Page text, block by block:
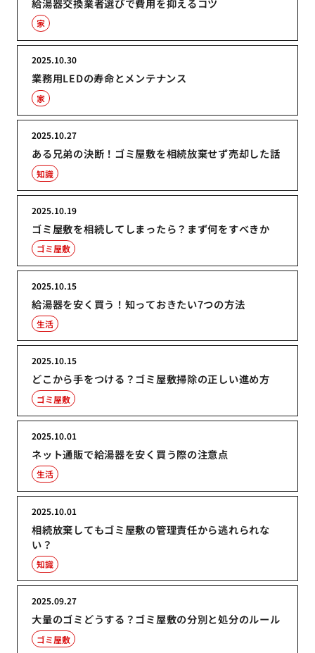
給湯器交換業者選びで費用を抑えるコツ
家
業務用LEDの寿命とメンテナンス
2025.10.30
家
ある兄弟の決断！ゴミ屋敷を相続放棄せず売却した話
2025.10.27
知識
ゴミ屋敷を相続してしまったら？まず何をすべきか
2025.10.19
ゴミ屋敷
給湯器を安く買う！知っておきたい7つの方法
2025.10.15
生活
どこから手をつける？ゴミ屋敷掃除の正しい進め方
2025.10.15
ゴミ屋敷
ネット通販で給湯器を安く買う際の注意点
2025.10.01
生活
相続放棄してもゴミ屋敷の管理責任から逃れられな
い？
2025.10.01
知識
大量のゴミどうする？ゴミ屋敷の分別と処分のルール
2025.09.27
ゴミ屋敷